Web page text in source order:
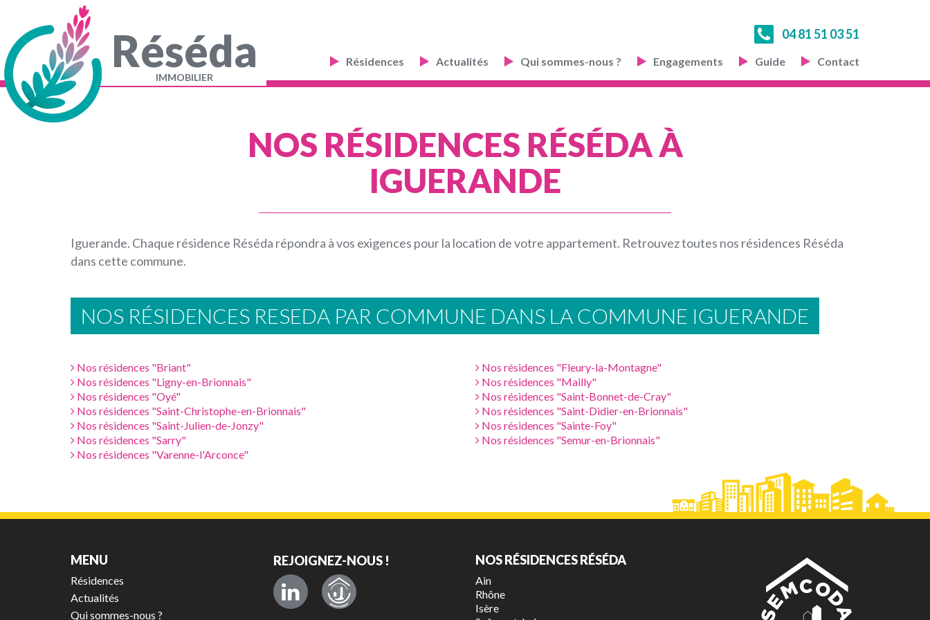
contenu
principal
Réséda
IMMOBILIER
04 81 51 03 51
Navigation
principale
Résidences Actualités Qui sommes-nous ? Engagements Guide Contact
NOS RÉSIDENCES RÉSÉDA À
IGUERANDE
Iguerande. Chaque résidence Réséda répondra à vos exigences pour la location de votre appartement. Retrouvez toutes nos résidences Réséda
dans cette commune.
NOS RÉSIDENCES RESEDA PAR COMMUNE DANS LA COMMUNE IGUERANDE
Nos résidences "Briant"
Nos résidences "Fleury-la-Montagne"
Nos résidences "Ligny-en-Brionnais"
Nos résidences "Mailly"
Nos résidences "Oyé"
Nos résidences "Saint-Bonnet-de-Cray"
Nos résidences "Saint-Christophe-en-Brionnais"
Nos résidences "Saint-Didier-en-Brionnais"
Nos résidences "Saint-Julien-de-Jonzy"
Nos résidences "Sainte-Foy"
Nos résidences "Sarry"
Nos résidences "Semur-en-Brionnais"
Nos résidences "Varenne-l'Arconce"
MENU
Résidences
Actualités
Qui sommes-nous ?
REJOIGNEZ-NOUS ! NOS RÉSIDENCES RÉSÉDA
Ain
Rhône
Isère